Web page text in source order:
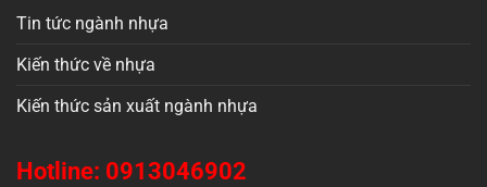
Tin tức ngành nhựa
Kiến thức về nhựa
Kiến thức sản xuất ngành nhựa
Hotline: 0913046902